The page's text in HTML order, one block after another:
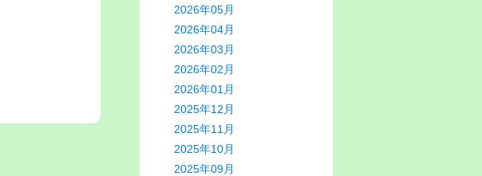
2026年05月
2026年04月
2026年03月
2026年02月
2026年01月
2025年12月
2025年11月
2025年10月
2025年09月